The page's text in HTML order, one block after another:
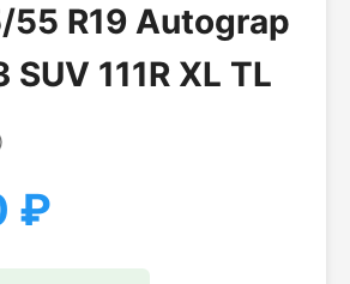
55 R19 Autograp
SUV 111R XL TL
₽